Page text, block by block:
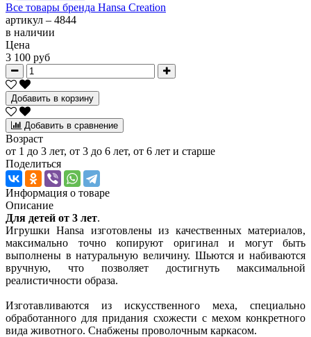
Все товары бренда Hansa Creation
артикул – 4844
в наличии
Цена
3 100 руб
Добавить в корзину
Добавить в сравнение
Возраст
от 1 до 3 лет, от 3 до 6 лет, от 6 лет и старше
Поделиться
Информация о товаре
Описание
Для детей от 3 лет.
Игрушки Hansa изготовлены из качественных материалов,
максимально точно копируют оригинал и могут быть
выполнены в натуральную величину. Шьются и набиваются
вручную, что позволяет достигнуть максимальной
реалистичности образа.
Изготавливаются из искусственного меха, специально
обработанного для придания схожести с мехом конкретного
вида животного. Снабжены проволочным каркасом.